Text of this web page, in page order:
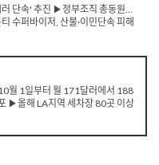
단속' 추진 ▶정부조직 총동원…
수퍼바이저, 산불·이민단속 피해
급 임대료 감면 ...
월 1일부터 월 171달러에서 188
▶올해 LA지역 세차장 80곳 이상
인상 될 듯 ▶소셜연금, 월 평균